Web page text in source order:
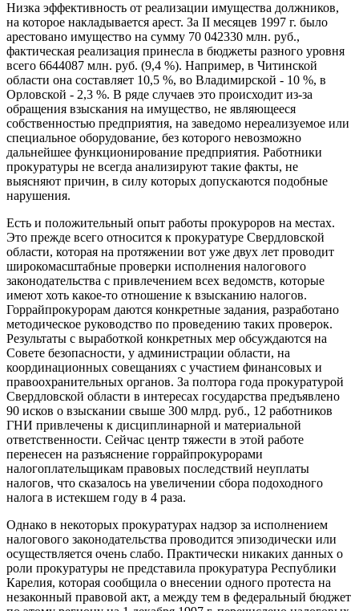
Низка эффективность от реализации имущества должников,
на которое накладывается арест. За II месяцев 1997 г. было
арестовано имущество на сумму 70 042330 млн. руб.,
фактическая реализация принесла в бюджеты разного уровня
всего 6644087 млн. руб. (9,4 %). Например, в Читинской
области она составляет 10,5 %, во Владимирской - 10 %, в
Орловской - 2,3 %. В ряде случаев это происходит из-за
обращения взыскания на имущество, не являющееся
собственностью предприятия, на заведомо нереализуемое или
специальное оборудование, без которого невозможно
дальнейшее функционирование предприятия. Работники
прокуратуры не всегда анализируют такие факты, не
выясняют причин, в силу которых допускаются подобные
нарушения.
Есть и положительный опыт работы прокуроров на местах.
Это прежде всего относится к прокуратуре Свердловской
области, которая на протяжении вот уже двух лет проводит
широкомасштабные проверки исполнения налогового
законодательства с привлечением всех ведомств, которые
имеют хоть какое-то отношение к взысканию налогов.
Горрайпрокурорам даются конкретные задания, разработано
методическое руководство по проведению таких проверок.
Результаты с выработкой конкретных мер обсуждаются на
Совете безопасности, у администрации области, на
координационных совещаниях с участием финансовых и
правоохранительных органов. За полтора года прокуратурой
Свердловской области в интересах государства предъявлено
90 исков о взыскании свыше 300 млрд. руб., 12 работников
ГНИ привлечены к дисциплинарной и материальной
ответственности. Сейчас центр тяжести в этой работе
перенесен на разъяснение горрайпрокурорами
налогоплательщикам правовых последствий неуплаты
налогов, что сказалось на увеличении сбора подоходного
налога в истекшем году в 4 раза.
Однако в некоторых прокуратурах надзор за исполнением
налогового законодательства проводится эпизодически или
осуществляется очень слабо. Практически никаких данных о
роли прокуратуры не представила прокуратура Республики
Карелия, которая сообщила о внесении одного протеста на
незаконный правовой акт, а между тем в федеральный бюджет